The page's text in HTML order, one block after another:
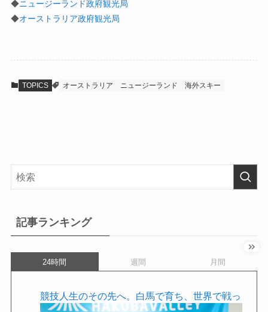
◆ニュージーランド政府観光局
◆オーストラリア政府観光局
TOPICS オーストラリア ニュージーランド 海外スキー
記事ランキング
24時間 週間 月間
競技人生のその先へ。白馬で育ち、世界で戦っ